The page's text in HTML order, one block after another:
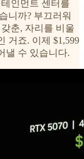
테인먼트 센터를
니까? 부끄러워
춘, 자리를 비울
거죠. 이제 $1,599
낼 수 있습니다.